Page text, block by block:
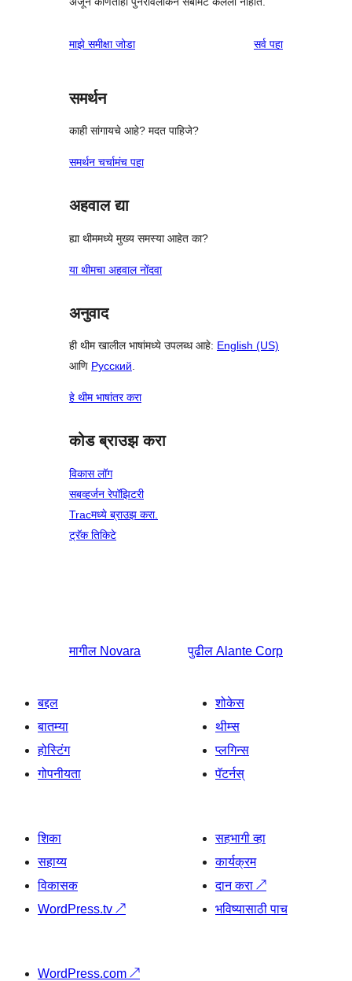
माझे समीक्षा जोडा सर्वपुनरावलोकने
पहा
समर्थन
काही सांगायचे आहे? मदत पाहिजे?
समर्थन चर्चामंच पहा
अहवाल द्या
ह्या थीममध्ये मुख्य समस्या आहेत का?
या थीमचा अहवाल नोंदवा
अनुवाद
ही थीम खालील भाषांमध्ये उपलब्ध आहे: English (US)
आणि Русский.
हे थीम भाषांतर करा
कोड ब्राउझ करा
विकास लॉग
सबव्हर्जन रेपॉझिटरी
Tracमध्ये ब्राउझ करा.
ट्रॅक तिकिटे
मागील Novara पुढील Alante Corp
बद्दल
बातम्या
होस्टिंग
गोपनीयता
शोकेस
थीम्स
प्लगिन्स
पॅटर्नस्
शिका
सहाय्य
विकासक
WordPress.tv ↗
सहभागी व्हा
कार्यक्रम
दान करा ↗
भविष्यासाठी पाच
WordPress.com ↗